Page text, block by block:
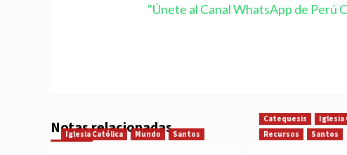
"Únete al Canal WhatsApp de Perú
Notas relacionadas
Iglesia Católica Mundo Santos
Catequesis Iglesia
Recursos
Santos